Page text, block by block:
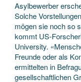
Asylbewerber
Solche
mögen sie noch so
kommt US-
University.
Freunde oder als
ermittelten in
gesellschaftlichen